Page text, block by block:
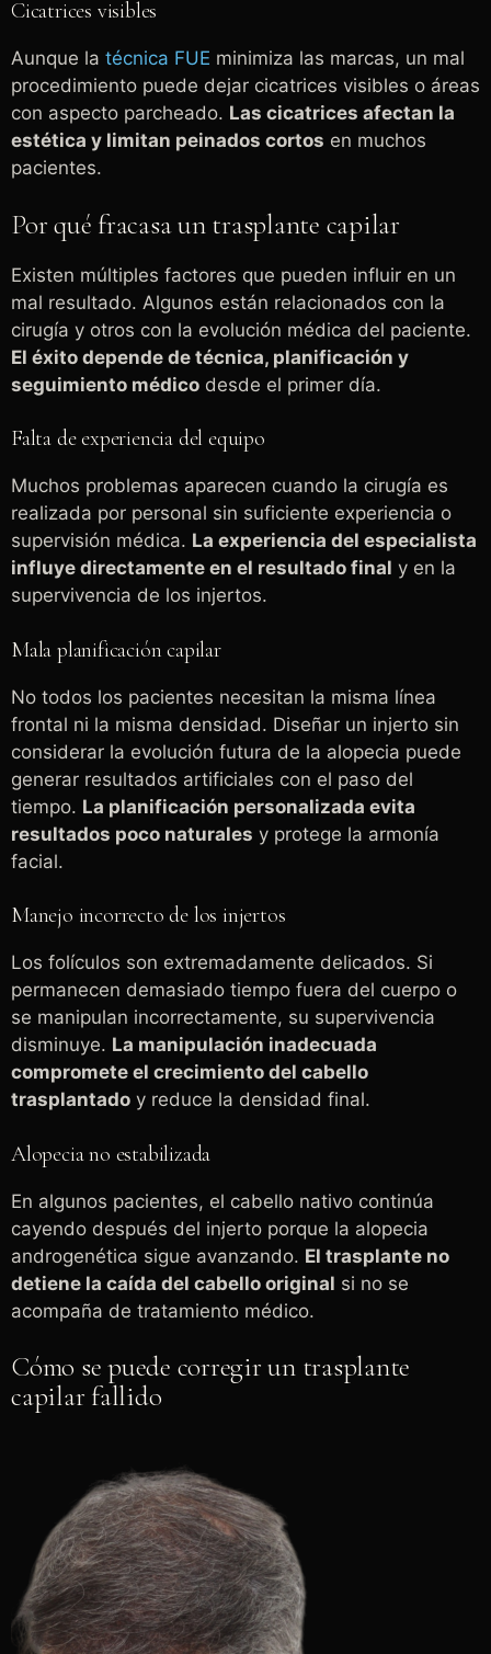
Cicatrices visibles
Aunque la técnica FUE minimiza las marcas, un mal
procedimiento puede dejar cicatrices visibles o áreas
con aspecto parcheado. Las cicatrices afectan la
estética y limitan peinados cortos en muchos
pacientes.
Por qué fracasa un trasplante capilar
Existen múltiples factores que pueden influir en un
mal resultado. Algunos están relacionados con la
cirugía y otros con la evolución médica del paciente.
El éxito depende de técnica, planificación y
seguimiento médico desde el primer día.
Falta de experiencia del equipo
Muchos problemas aparecen cuando la cirugía es
realizada por personal sin suficiente experiencia o
supervisión médica. La experiencia del especialista
influye directamente en el resultado final y en la
supervivencia de los injertos.
Mala planificación capilar
No todos los pacientes necesitan la misma línea
frontal ni la misma densidad. Diseñar un injerto sin
considerar la evolución futura de la alopecia puede
generar resultados artificiales con el paso del
tiempo. La planificación personalizada evita
resultados poco naturales y protege la armonía
facial.
Manejo incorrecto de los injertos
Los folículos son extremadamente delicados. Si
permanecen demasiado tiempo fuera del cuerpo o
se manipulan incorrectamente, su supervivencia
disminuye. La manipulación inadecuada
compromete el crecimiento del cabello
trasplantado y reduce la densidad final.
Alopecia no estabilizada
En algunos pacientes, el cabello nativo continúa
cayendo después del injerto porque la alopecia
androgenética sigue avanzando. El trasplante no
detiene la caída del cabello original si no se
acompaña de tratamiento médico.
Cómo se puede corregir un trasplante
capilar fallido